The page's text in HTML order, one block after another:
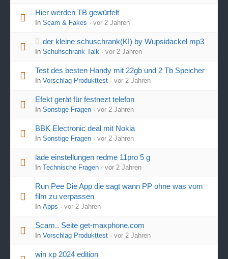
Hier werden TB gewürfelt
In Scam & Fakes · vor 2 Jahren
der kleine schuschrank(KI) by Wupsidackel mp3
In Schuhschrank Talk · vor 2 Jahren
Test des besten Handy mit 22gb und 2 Tb Speicher
In Vorschlag Produkttest · vor 2 Jahren
Efekt gerät für festnezt telefon
In Sonstige Fragen · vor 2 Jahren
BBK Electronic deal mit Nokia
In Sonstige Fragen · vor 2 Jahren
lade einstellungen redme 11pro 5 g
In Technische Fragen · vor 2 Jahren
Run Pee Die App die sagt wann PP ohne was vom
film zu verpassen
In Apps · vor 2 Jahren
Scam.. Seite get-maxphone.com
In Vorschlag Produkttest · vor 2 Jahren
win xp 2024 edition